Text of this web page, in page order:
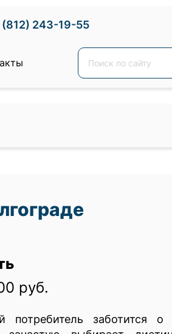
(812) 243-19-55
руб.
потребитель заботится о